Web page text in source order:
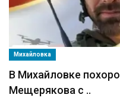
Михайловка
В Михайловке
Мещерякова с ..